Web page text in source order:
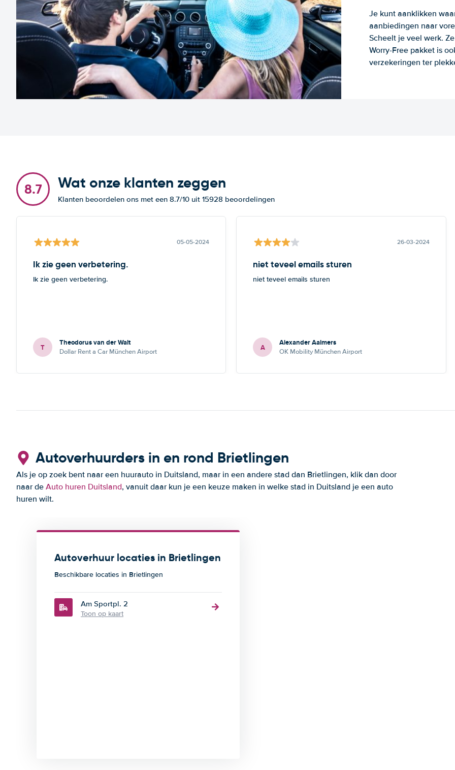
Je kunt aanklikken
aanbiedingen naar
Scheelt je veel werk.
Worry-Free pakket is
verzekeringen ter
8.7 Wat onze klanten zeggen
Klanten beoordelen ons met een 8.7/10 uit 15928 beoordelingen
05-05-2024
Ik zie geen verbetering.
Ik zie geen verbetering.
T Theodorus van der Walt
Dollar Rent a Car München Airport
26-03-2024
niet teveel emails sturen
niet teveel emails sturen
A Alexander Aalmers
OK Mobility München Airport
Autoverhuurders in en rond Brietlingen
Als je op zoek bent naar een huurauto in Duitsland, maar in een andere stad dan Brietlingen, klik dan door
naar de Auto huren Duitsland, vanuit daar kun je een keuze maken in welke stad in Duitsland je een auto
huren wilt.
Autoverhuur locaties in Brietlingen
Beschikbare locaties in Brietlingen
Am Sportpl. 2
Toon op kaart